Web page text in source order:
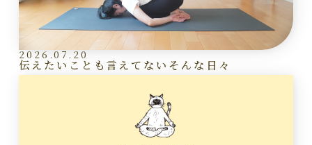
2026.07.20
伝えたいことも言えてないそんな日々